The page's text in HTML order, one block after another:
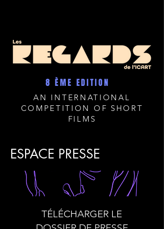
8 ÈME EDITION
AN INTERNATIONAL
COMPETITION OF SHORT
FILMS
ESPACE PRESSE
TÉLÉCHARGER LE